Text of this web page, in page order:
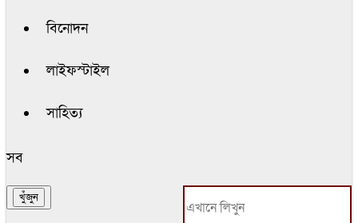
বিনোদন
লাইফস্টাইল
সাহিত্য
সব